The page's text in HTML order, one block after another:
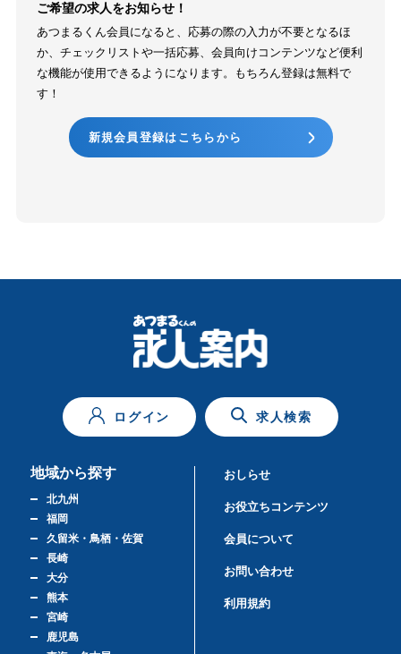
ご希望の求人をお知らせ！
あつまるくん会員になると、応募の際の入力が不要となるほ
か、チェックリストや一括応募、会員向けコンテンツなど便利
な機能が使用できるようになります。もちろん登録は無料で
す！
新規会員登録はこちらから
ログイン 求人検索
地域から探す
北九州
福岡
久留米・鳥栖・佐賀
長崎
大分
熊本
宮崎
鹿児島
おしらせ
お役立ちコンテンツ
会員について
お問い合わせ
利用規約